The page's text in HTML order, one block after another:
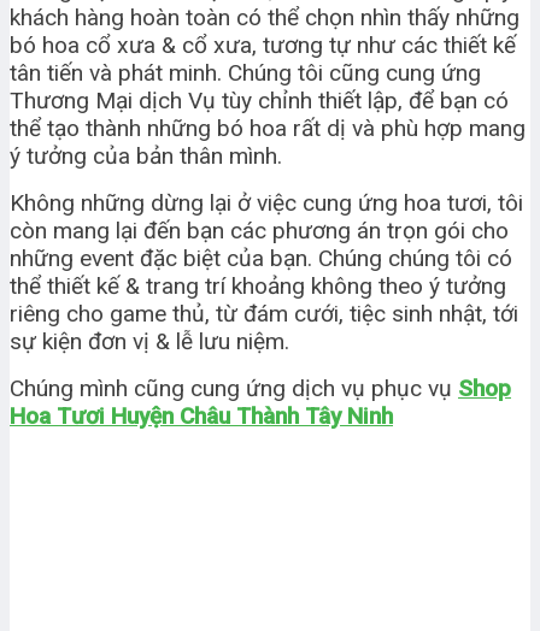
khách hàng hoàn toàn có thể chọn nhìn thấy những
bó hoa cổ xưa & cổ xưa, tương tự như các thiết kế
tân tiến và phát minh. Chúng tôi cũng cung ứng
Thương Mại dịch Vụ tùy chỉnh thiết lập, để bạn có
thể tạo thành những bó hoa rất dị và phù hợp mang
ý tưởng của bản thân mình.
Không những dừng lại ở việc cung ứng hoa tươi, tôi
còn mang lại đến bạn các phương án trọn gói cho
những event đặc biệt của bạn. Chúng chúng tôi có
thể thiết kế & trang trí khoảng không theo ý tưởng
riêng cho game thủ, từ đám cưới, tiệc sinh nhật, tới
sự kiện đơn vị & lễ lưu niệm.
Chúng mình cũng cung ứng dịch vụ phục vụ Shop
Hoa Tươi Huyện Châu Thành Tây Ninh